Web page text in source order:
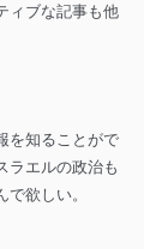
ティング
ティ対策
等の活用
。
ァイルを
ィブな記事も他
を知ることがで
ラエルの政治も
欲しい。